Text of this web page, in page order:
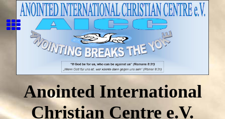
Anointed International
Christian Centre e.V.